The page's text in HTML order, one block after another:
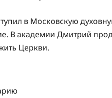
в Московскую
В академии Дмитрий
Церкви.